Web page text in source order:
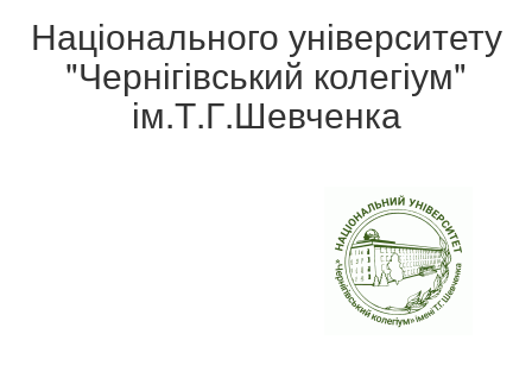
Національного університету
"Чернігівський колегіум"
ім.Т.Г.Шевченка